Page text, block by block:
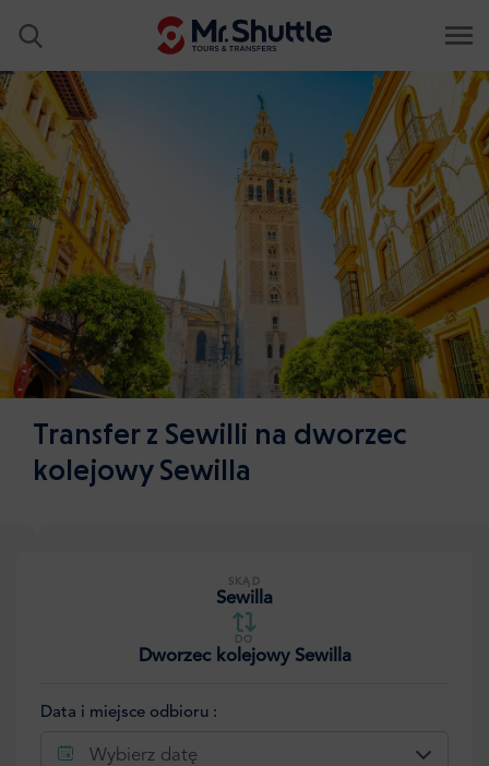
Transfer z Sewilli na dworzec
kolejowy Sewilla
SKĄD
Sewilla
DO
Dworzec kolejowy Sewilla
Data i miejsce odbioru :
Wybierz datę